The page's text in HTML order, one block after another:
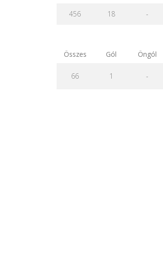
456 18 -
Összes Gól Öngól
66 1 -